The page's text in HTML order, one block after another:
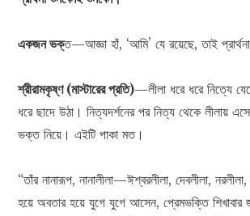
একজন ভক্ত—আজ্ঞা হাঁ, ‘আমি’ যে রয়েছে, তাই
শ্রীরামকৃষ্ণ (মাস্টারের প্রতি)—লীলা ধরে ধরে নিত্যে
ধরে ছাদে উঠা। নিত্যদর্শনের পর নিত্য থেকে লীলায়
ভক্ত নিয়ে। এইটি পাকা মত।
“তাঁর নানারূপ, নানালীলা—ঈশ্বরলীলা, দেবলীলা,
হয়ে অবতার হয়ে যুগে যুগে আসেন, প্রেমভক্তি